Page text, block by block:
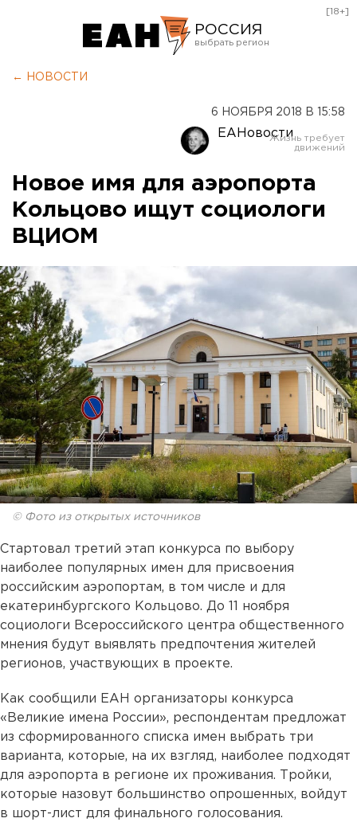
РОССИЯ
Оренбург
[18+]
← НОВОСТИ
6 НОЯБРЯ 2018 В 15:58
ЕАНовости
Новое имя для аэропорта
Кольцово ищут социологи
ВЦИОМ
© Фото из открытых источников
Стартовал третий этап конкурса по выбору
наиболее популярных имен для присвоения
российским аэропортам, в том числе и для
екатеринбургского Кольцово. До 11 ноября
социологи Всероссийского центра общественного
мнения будут выявлять предпочтения жителей
регионов, участвующих в проекте.
Как сообщили ЕАН организаторы конкурса
«Великие имена России», респондентам предложат
из сформированного списка имен выбрать три
варианта, которые, на их взгляд, наиболее подходят
для аэропорта в регионе их проживания. Тройки,
которые назовут большинство опрошенных, войдут
в шорт-лист для финального голосования.